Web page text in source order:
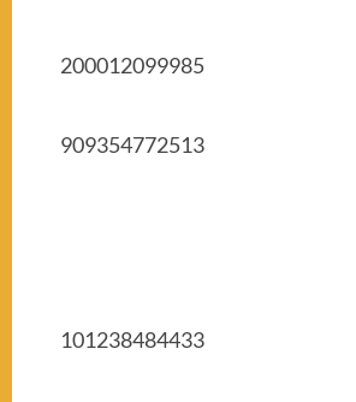
200012099985
909354772513
101238484433